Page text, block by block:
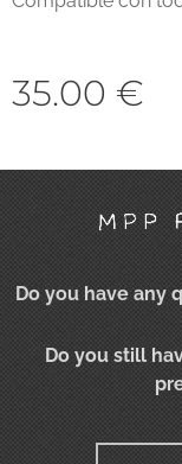
35.00 €
Do you have any
Do you still